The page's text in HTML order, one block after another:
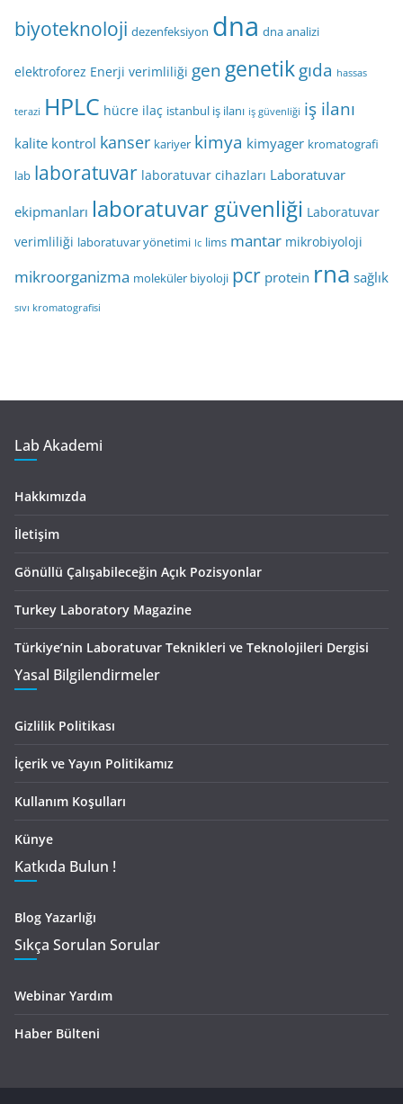
biyoteknoloji dezenfeksiyon dna dna analizi
elektroforez Enerji verimliliği gen genetikgıda hassas
terazi HPLC hücre ilaç istanbul iş ilanı iş güvenliği iş ilanı
kalite kontrol kanser kariyer kimya kimyager kromatografi
lab laboratuvar laboratuvar cihazları Laboratuvar
ekipmanları laboratuvar güvenliği Laboratuvar
verimliliği laboratuvar yönetimi lc lims mantar mikrobiyoloji
mikroorganizma moleküler biyoloji pcr protein rna sağlık
sıvı kromatografisi
Lab Akademi
Hakkımızda
İletişim
Gönüllü Çalışabileceğin Açık Pozisyonlar
Turkey Laboratory Magazine
Türkiye’nin Laboratuvar Teknikleri ve Teknolojileri Dergisi
Yasal Bilgilendirmeler
Gizlilik Politikası
İçerik ve Yayın Politikamız
Kullanım Koşulları
Künye
Katkıda Bulun !
Blog Yazarlığı
Sıkça Sorulan Sorular
Webinar Yardım
Haber Bülteni